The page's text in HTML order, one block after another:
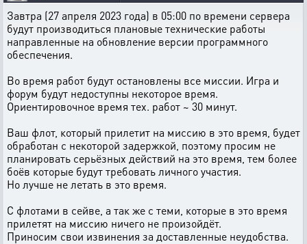
Завтра (27 апреля 2023 года) в 05:00 по времени сервера
будут производиться плановые технические работы
направленные на обновление версии программного
обеспечения.
Во время работ будут остановлены все миссии. Игра и
форум будут недоступны некоторое время.
Ориентировочное время тех. работ ~ 30 минут.
Ваш флот, который прилетит на миссию в это время, будет
обработан с некоторой задержкой, поэтому просим не
планировать серьёзных действий на это время, тем более
боёв которые будут требовать личного участия.
Но лучше не летать в это время.
С флотами в сейве, а так же с теми, которые в это время
прилетят на миссию ничего не произойдёт.
Приносим свои извинения за доставленные неудобства.